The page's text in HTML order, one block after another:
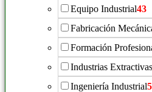
Equipo Industrial43
Fabricación
Formación
Industrias Extractivas
Ingeniería Industrial5